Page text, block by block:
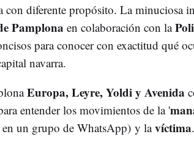
con diferente propósito. La minuciosa
Pamplona en colaboración con la
para conocer con exactitud qué
navarra.
Europa, Leyre, Yoldi y Avenida
entender los movimientos de la '
un grupo de WhatsApp) y lavíctima.